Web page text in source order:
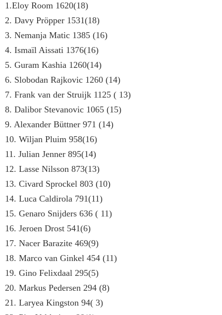
1.Eloy Room 1620(18)
2. Davy Pröpper 1531(18)
3. Nemanja Matic 1385 (16)
4. Ismaïl Aissati 1376(16)
5. Guram Kashia 1260(14)
6. Slobodan Rajkovic 1260 (14)
7. Frank van der Struijk 1125 ( 13)
8. Dalibor Stevanovic 1065 (15)
9. Alexander Büttner 971 (14)
10. Wiljan Pluim 958(16)
11. Julian Jenner 895(14)
12. Lasse Nilsson 873(13)
13. Civard Sprockel 803 (10)
14. Luca Caldirola 791(11)
15. Genaro Snijders 636 ( 11)
16. Jeroen Drost 541(6)
17. Nacer Barazite 469(9)
18. Marco van Ginkel 454 (11)
19. Gino Felixdaal 295(5)
20. Markus Pedersen 294 (8)
21. Laryea Kingston 94( 3)